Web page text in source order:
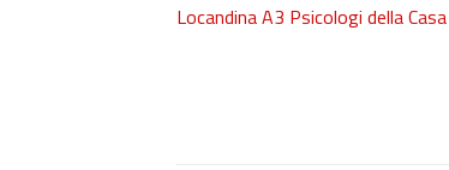
Locandina A3 Psicologi della